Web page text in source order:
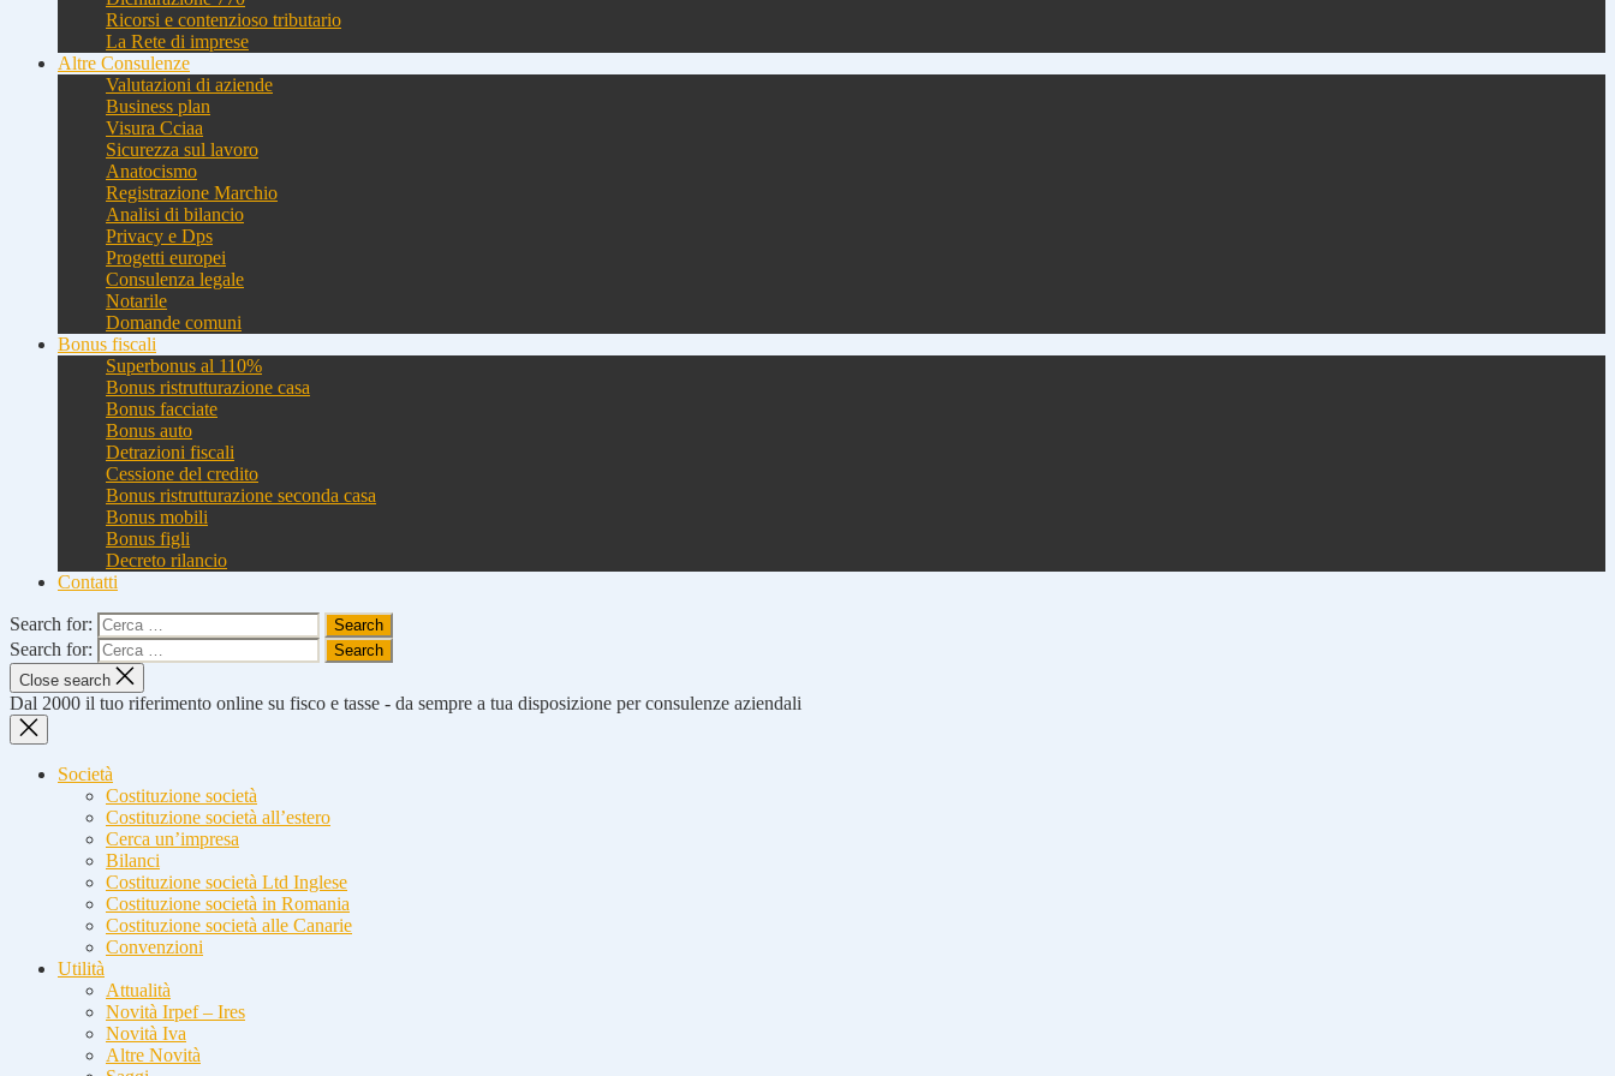
Ricorsi e contenzioso tributario
La Rete di imprese
Altre Consulenze
Valutazioni di aziende
Business plan
Visura Cciaa
Sicurezza sul lavoro
Anatocismo
Registrazione Marchio
Analisi di bilancio
Privacy e Dps
Progetti europei
Consulenza legale
Notarile
Domande comuni
Bonus fiscali
Superbonus al 110%
Bonus ristrutturazione casa
Bonus facciate
Bonus auto
Detrazioni fiscali
Cessione del credito
Bonus ristrutturazione seconda casa
Bonus mobili
Bonus figli
Decreto rilancio
Contatti
Search for:
Search for:
Close search
Dal 2000 il tuo riferimento online su fisco e tasse - da sempre a tua disposizione per consulenze aziendali
Società
Costituzione società
Costituzione società all’estero
Cerca un’impresa
Bilanci
Costituzione società Ltd Inglese
Costituzione società in Romania
Costituzione società alle Canarie
Convenzioni
Utilità
Attualità
Novità Irpef – Ires
Novità Iva
Altre Novità